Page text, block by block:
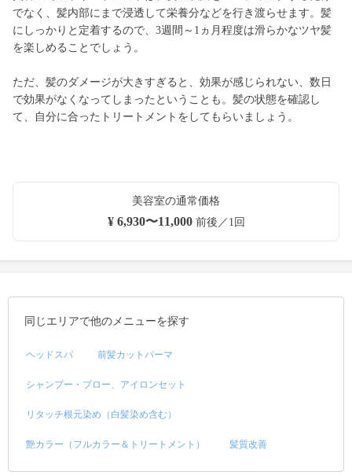
でなく、髪内部にまで浸透して栄養分などを行き渡らせます。髪
にしっかりと定着するので、3週間～1ヵ月程度は滑らかなツヤ髪
を楽しめることでしょう。
ただ、髪のダメージが大きすぎると、効果が感じられない、数日
で効果がなくなってしまったということも。髪の状態を確認し
て、自分に合ったトリートメントをしてもらいましょう。
美容室の通常価格
¥ 6,930〜11,000前後／1回
同じエリアで他のメニューを探す
ヘッドスパ 前髪カットパーマ
シャンプー・ブロー、アイロンセット
リタッチ根元染め（白髪染め含む）
艶カラー（フルカラー＆トリートメント） 髪質改善